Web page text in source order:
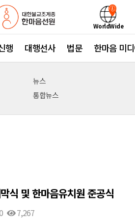
WorldWide
행 대행선사 법문 한마음 미
뉴스
통합뉴스
식 및 한마음유치원 준공식
7,267